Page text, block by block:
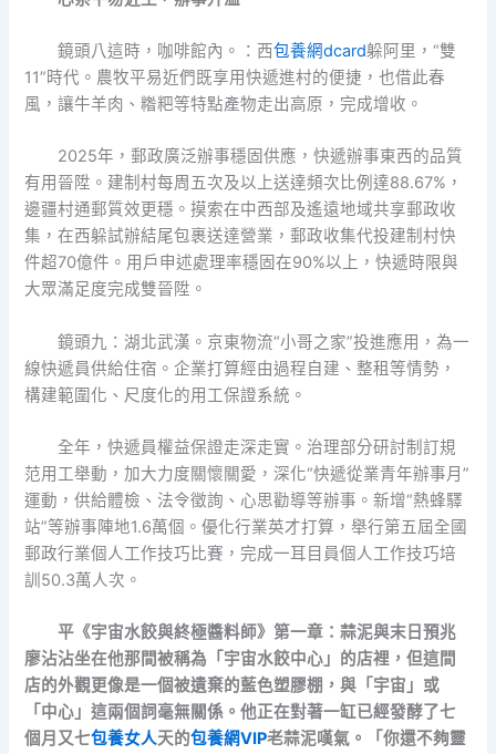
鏡頭八這時，咖啡館內。：西包養網dcard躲阿里，“雙
11”時代。農牧平易近們既享用快遞進村的便捷，也借此春
風，讓牛羊肉、糌粑等特點產物走出高原，完成增收。
2025年，郵政廣泛辦事穩固供應，快遞辦事東西的品質
有用晉陞。建制村每周五次及以上送達頻次比例達88.67%，
邊疆村通郵質效更穩。摸索在中西部及遙遠地域共享郵政收
集，在西躲試辦結尾包裹送達營業，郵政收集代投建制村快
件超70億件。用戶申述處理率穩固在90%以上，快遞時限與
大眾滿足度完成雙晉陞。
鏡頭九：湖北武漢。京東物流“小哥之家”投進應用，為一
線快遞員供給住宿。企業打算經由過程自建、整租等情勢，
構建範圍化、尺度化的用工保證系統。
全年，快遞員權益保證走深走實。治理部分研討制訂規
范用工舉動，加大力度關懷關愛，深化“快遞從業青年辦事月”
運動，供給體檢、法令徵詢、心思勸導等辦事。新增“熱蜂驛
站”等辦事陣地1.6萬個。優化行業英才打算，舉行第五屆全國
郵政行業個人工作技巧比賽，完成一耳目員個人工作技巧培
訓50.3萬人次。
平《宇宙水餃與終極醬料師》第一章：蒜泥與末日預兆
廖沾沾坐在他那間被稱為「宇宙水餃中心」的店裡，但這間
店的外觀更像是一個被遺棄的藍色塑膠棚，與「宇宙」或
「中心」這兩個詞毫無關係。他正在對著一缸已經發酵了七
個月又七包養女人天的包養網VIP老蒜泥嘆氣。「你還不夠靈